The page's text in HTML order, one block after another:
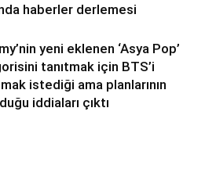
haberler derlemesi
yeni eklenen ‘Asya Pop’
tanıtmak için BTS’i
istediği ama planlarının
iddiaları çıktı